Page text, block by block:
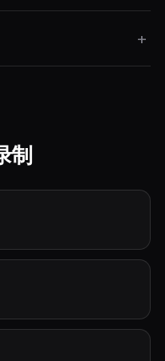
制